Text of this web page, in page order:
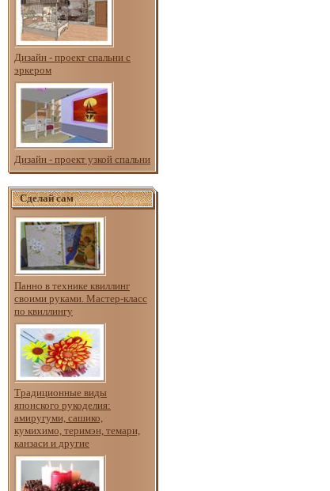
Дизайн - проект спальни с
эркером
Дизайн - проект узкой спальни
Сделай сам
Панно в технике квиллинг
своими руками. Мастер-класс
по квиллингу
Традиционные виды
японского рукоделия:
амиругуми, сашико,
кумихимо, теримэн, темари,
канзаси и другие